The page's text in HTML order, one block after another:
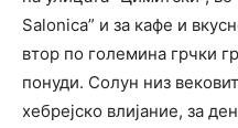
Salonica” и за кафе и
втор по големина грчки
понуди. Солун низ
хебрејско влијание, за